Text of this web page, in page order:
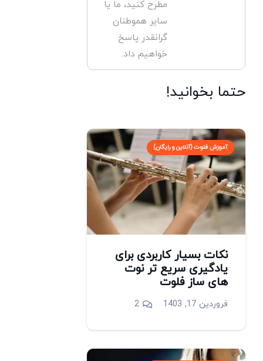
مطرح کنید، ما یا
سایر هموطنان
گرانقدر پاسخ
خواهیم داد.
حتما بخوانید!
آموزش فلوت (آنلاین و رایگان)
نکات بسیار کاربردی برای
یادگیری سریع تر نوت
های ساز فلوت
فروردین 17, 1403 2دیدگاه